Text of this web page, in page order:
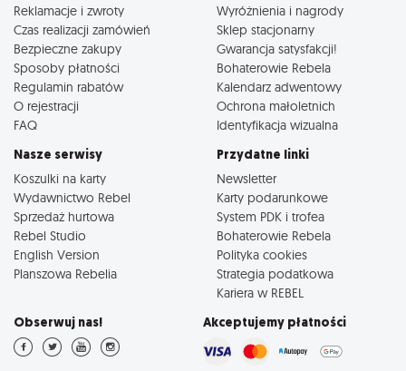
Reklamacje i zwroty
Czas realizacji zamówień
Bezpieczne zakupy
Sposoby płatności
Regulamin rabatów
O rejestracji
FAQ
Wyróżnienia i nagrody
Sklep stacjonarny
Gwarancja satysfakcji!
Bohaterowie Rebela
Kalendarz adwentowy
Ochrona małoletnich
Identyfikacja wizualna
Nasze serwisy
Koszulki na karty
Wydawnictwo Rebel
Sprzedaż hurtowa
Rebel Studio
English Version
Planszowa Rebelia
Przydatne linki
Newsletter
Karty podarunkowe
System PDK i trofea
Bohaterowie Rebela
Polityka cookies
Strategia podatkowa
Kariera w REBEL
Obserwuj nas! Akceptujemy płatności